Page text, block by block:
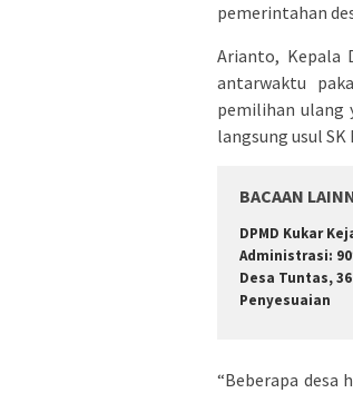
pemerintahan
Arianto, Kepala
antarwaktu
pemilihan ulang
langsung usul
BACAAN
DPMD Kukar
Administrasi:
Desa Tuntas,
Penyesuaian
“Beberapa desa